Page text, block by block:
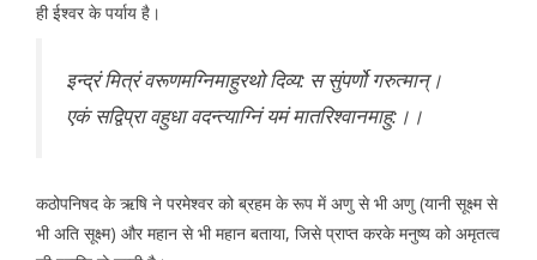
ही ईश्वर के पर्याय है।
इन्द्रं मित्रं वरूणमग्निमाहुरथो दिव्य: स सुंपर्णो गरुत्मान्।
एकं सद्विप्रा वहुधा वदन्त्याग्निं यमं मातरिश्वानमाहु:।।
कठोपनिषद के ऋषि ने परमेश्वर को ब्रहम के रूप में अणु से भी अणु (यानी सूक्ष्म से
भी अति सूक्ष्म) और महान से भी महान बताया, जिसे प्राप्त करके मनुष्य को अमृतत्व